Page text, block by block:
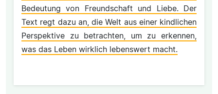
Bedeutung von Freundschaft und Liebe. Der
Text regt dazu an, die Welt aus einer kindlichen
Perspektive zu betrachten, um zu erkennen,
was das Leben wirklich lebenswert macht.